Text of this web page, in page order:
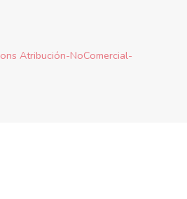
Atribución-NoComercial-